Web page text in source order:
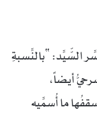
السّّيِّد: “بالنِّسبةِ
أيضاً،
ما أُسمِّيه